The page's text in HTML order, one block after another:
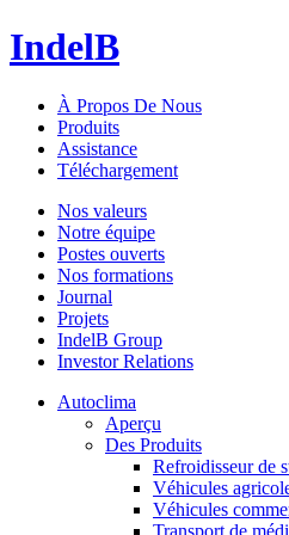
IndelB
À Propos De Nous
Produits
Assistance
Téléchargement
Nos valeurs
Notre équipe
Postes ouverts
Nos formations
Journal
Projets
IndelB Group
Investor Relations
Autoclima
Aperçu
Des Produits
Refroidisseur de
Véhicules
Véhicules
Transport de